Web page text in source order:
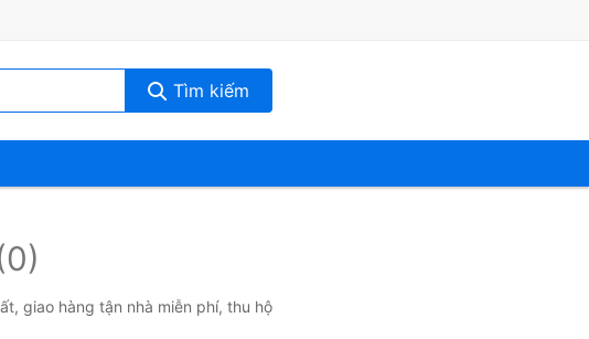
Tìm kiếm
giao hàng tận nhà miễn phí, thu hộ